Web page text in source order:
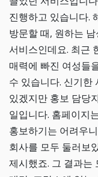
진행하고 있습니다.
방문할 때, 원하는
서비스인데요. 최근
매력에 빠진 여성들
수 있습니다. 신기한
있겠지만 홍보 담당
일입니다. 홈페이지
홍보하기는 어려우
회사를 모두 둘러보
제시했죠. 그 결과는